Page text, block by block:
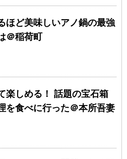
ほど美味しいアノ鍋の最強
＠稲荷町
楽しめる！ 話題の宝石箱
を食べに行った＠本所吾妻